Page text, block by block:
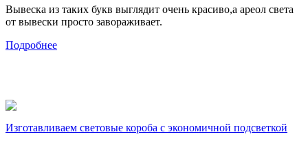
Вывеска из таких букв выглядит очень красиво,а ареол света
от вывески просто завораживает.
Подробнее
Изготавливаем световые короба с экономичной подсветкой